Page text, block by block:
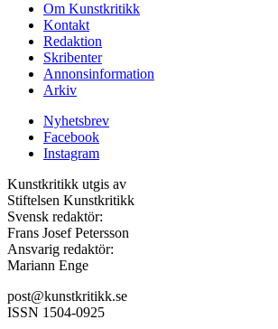
Om Kunstkritikk
Kontakt
Redaktion
Skribenter
Annonsinformation
Arkiv
Nyhetsbrev
Facebook
Instagram
Kunstkritikk utgis av
Stiftelsen Kunstkritikk
Svensk redaktör:
Frans Josef Petersson
Ansvarig redaktör:
Mariann Enge
post@kunstkritikk.se
ISSN 1504-0925